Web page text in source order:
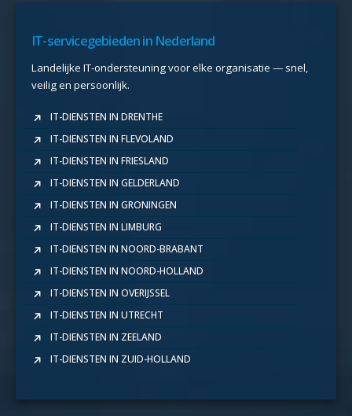
IT-servicegebieden in Nederland
Landelijke IT-ondersteuning voor elke organisatie — snel,
veilig en persoonlijk.
IT-DIENSTEN IN DRENTHE
IT-DIENSTEN IN FLEVOLAND
IT-DIENSTEN IN FRIESLAND
IT-DIENSTEN IN GELDERLAND
IT-DIENSTEN IN GRONINGEN
IT-DIENSTEN IN LIMBURG
IT-DIENSTEN IN NOORD-BRABANT
IT-DIENSTEN IN NOORD-HOLLAND
IT-DIENSTEN IN OVERIJSSEL
IT-DIENSTEN IN UTRECHT
IT-DIENSTEN IN ZEELAND
IT-DIENSTEN IN ZUID-HOLLAND